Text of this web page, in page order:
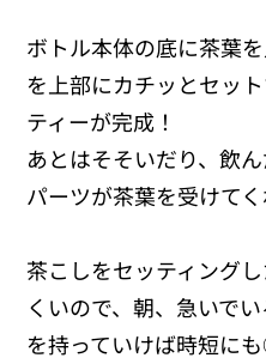
ボトル本体の底に茶葉
を上部にカチッとセッ
ティーが完成！
あとはそそいだり、飲
パーツが茶葉を受けてく
茶こしをセッティング
くいので、朝、急いで
を持っていけば時短に